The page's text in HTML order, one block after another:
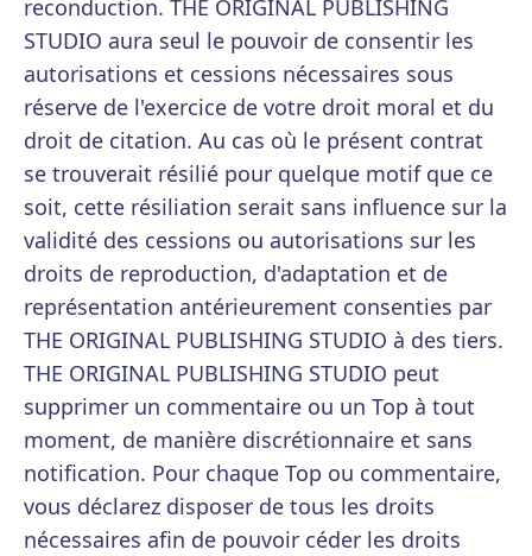
reconduction. THE ORIGINAL PUBLISHING
STUDIO aura seul le pouvoir de consentir les
autorisations et cessions nécessaires sous
réserve de l'exercice de votre droit moral et du
droit de citation. Au cas où le présent contrat
se trouverait résilié pour quelque motif que ce
soit, cette résiliation serait sans influence sur la
validité des cessions ou autorisations sur les
droits de reproduction, d'adaptation et de
représentation antérieurement consenties par
THE ORIGINAL PUBLISHING STUDIO à des tiers.
THE ORIGINAL PUBLISHING STUDIO peut
supprimer un commentaire ou un Top à tout
moment, de manière discrétionnaire et sans
notification. Pour chaque Top ou commentaire,
vous déclarez disposer de tous les droits
nécessaires afin de pouvoir céder les droits